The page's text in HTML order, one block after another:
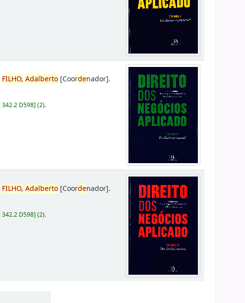
FILHO, Adalberto [Coordenador].
342.2 D598](2).
FILHO, Adalberto [Coordenador].
342.2 D598](2).